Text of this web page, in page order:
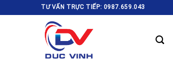
to
TƯ VẤN TRỰC TIẾP: 0987.659.043